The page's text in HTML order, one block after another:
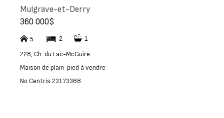
Mulgrave-et-Derry
360 000$
5 2 1
228, Ch. du Lac-McGuire
Maison de plain-pied à vendre
No Centris 23173368